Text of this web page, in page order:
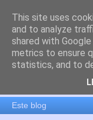
es por
El blog de Madrid y
movilidad,
educación, empleo,
This site uses
and to analyze
shared with
metrics to ensure
statistics, and to